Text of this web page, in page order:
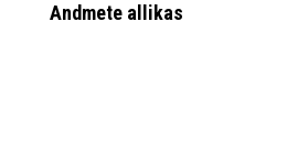
Andmete allikas